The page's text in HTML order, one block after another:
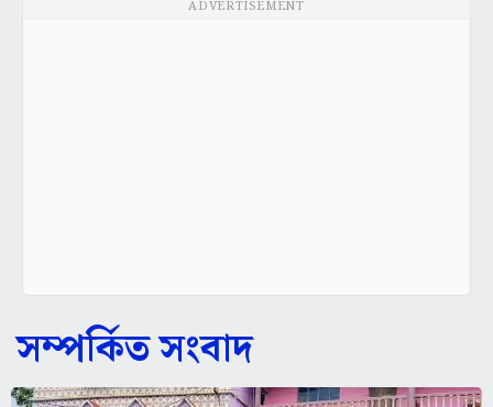
ADVERTISEMENT
সম্পর্কিত সংবাদ